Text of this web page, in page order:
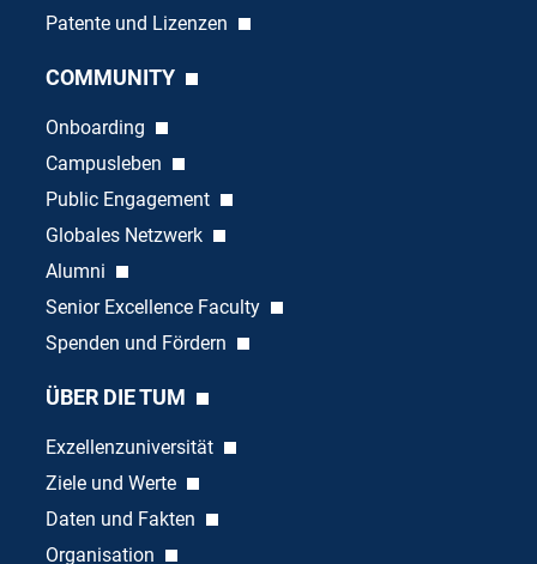
Patente und Lizenzen
COMMUNITY
Onboarding
Campusleben
Public Engagement
Globales Netzwerk
Alumni
Senior Excellence Faculty
Spenden und Fördern
ÜBER DIE TUM
Exzellenzuniversität
Ziele und Werte
Daten und Fakten
Organisation